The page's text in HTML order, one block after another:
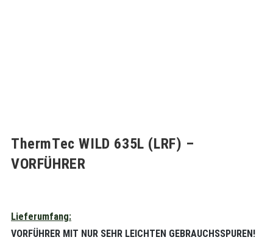
ThermTec WILD 635L (LRF) –
VORFÜHRER
Lieferumfang:
VORFÜHRER MIT NUR SEHR LEICHTEN GEBRAUCHSSPUREN!